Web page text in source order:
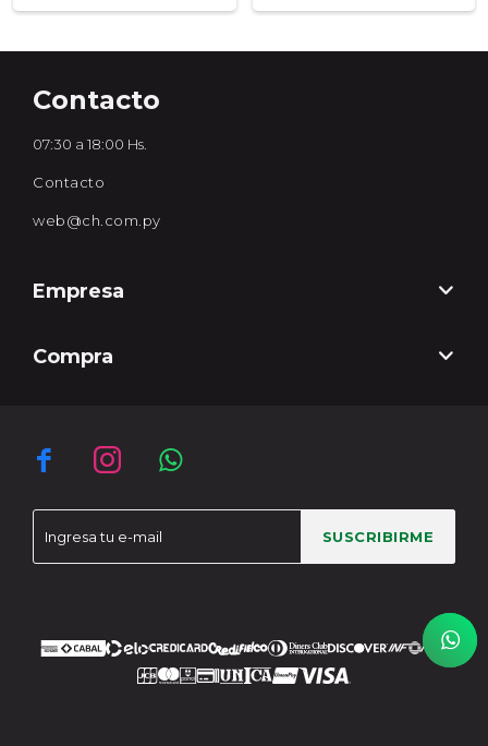
  
SUSCRIBIRME
Contacto
07:30 a 18:00 Hs.
Contacto
web@ch.com.py
Empresa
Compra